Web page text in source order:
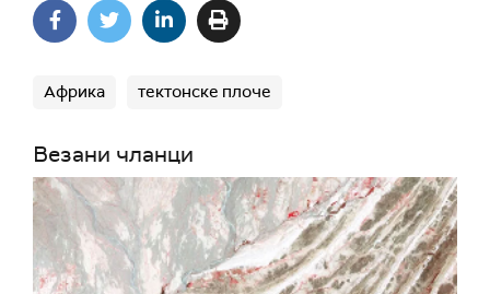
Африка тектонске плоче
Везани чланци